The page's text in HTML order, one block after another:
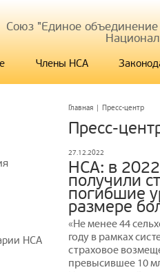
Союз "Единое
Члены НСА
Главная | Пресс-центр
Пресс-
27.12.2022
НСА: в
получили
погибшие
размере
«Не менее 44
году в рамках
страховое
превысившее 10
НСА